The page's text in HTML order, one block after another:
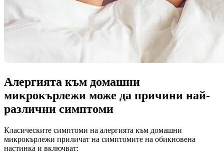
Алергията към домашни
микрокърлежи може да причини най-
различни симптоми
Класическите симптоми на алергията към домашни
микрокърлежи приличат на симптомите на обикновена
настинка и включват: